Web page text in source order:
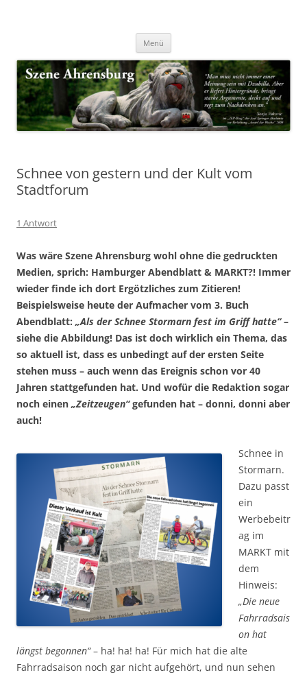
Szene Ahrensburg
Menü
Schnee von gestern und der Kult vom
Stadtforum
1 Antwort
Was wäre Szene Ahrensburg wohl ohne die gedruckten
Medien, sprich: Hamburger Abendblatt & MARKT?! Immer
wieder finde ich dort Ergötzliches zum Zitieren!
Beispielsweise heute der Aufmacher vom 3. Buch
Abendblatt: „Als der Schnee Stormarn fest im Griff hatte“–
siehe die Abbildung! Das ist doch wirklich ein Thema, das
so aktuell ist, dass es unbedingt auf der ersten Seite
stehen muss – auch wenn das Ereignis schon vor 40
Jahren stattgefunden hat. Und wofür die Redaktion sogar
noch einen „Zeitzeugen“gefunden hat – donni, donni aber
auch!
Schnee in
Stormarn.
Dazu passt
ein
Werbebeitr
ag im
MARKT mit
dem
Hinweis:
„Die neue
Fahrradsais
on hat
längst begonnen“– ha! ha! ha! Für mich hat die alte
Fahrradsaison noch gar nicht aufgehört, und nun sehen